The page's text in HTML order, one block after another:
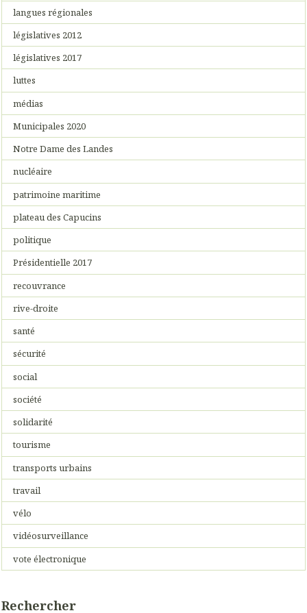
langues régionales
législatives 2012
législatives 2017
luttes
médias
Municipales 2020
Notre Dame des Landes
nucléaire
patrimoine maritime
plateau des Capucins
politique
Présidentielle 2017
recouvrance
rive-droite
santé
sécurité
social
société
solidarité
tourisme
transports urbains
travail
vélo
vidéosurveillance
vote électronique
Rechercher